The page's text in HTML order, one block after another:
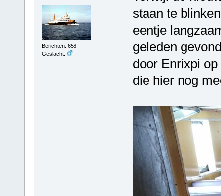
Berichten: 656
Geslacht:
staan te
eentje
geleden
door Enrixpi
die hier nog